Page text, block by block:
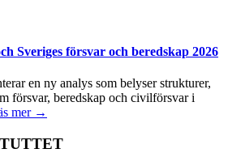
Sveriges försvar och beredskap 2026
en ny analys som belyser strukturer,
försvar, beredskap och civilförsvar i
mer →